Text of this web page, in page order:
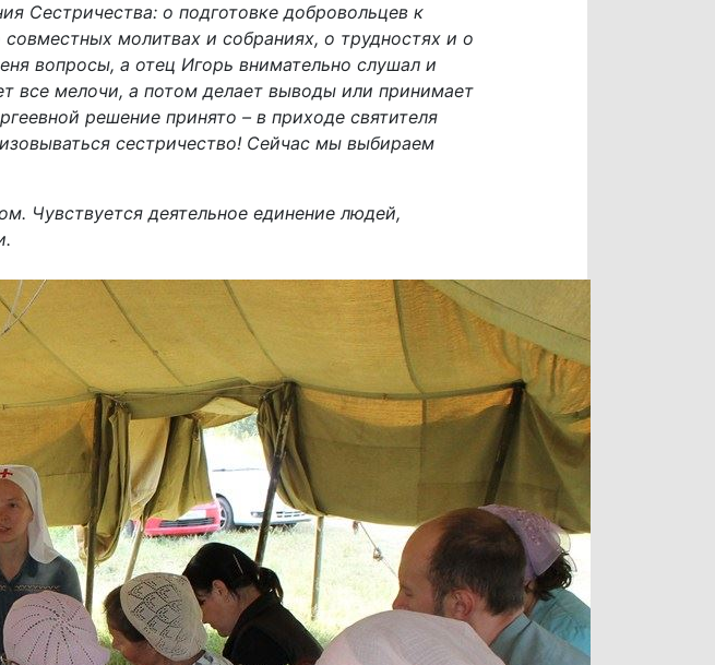
Сестричества: о подготовке добровольцев к
молитвах и собраниях, о трудностях и о
вопросы, а отец Игорь внимательно слушал и
все мелочи, а потом делает выводы или принимает
решение принято – в приходе святителя
сестричество! Сейчас мы выбираем
Чувствуется деятельное единение людей,